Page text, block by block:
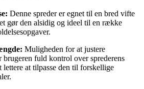
Denne spreder er egnet til en bred vifte
gør den alsidig og ideel til en række
Muligheden for at justere
fuld kontrol over sprederens
lettere at tilpasse den til forskellige